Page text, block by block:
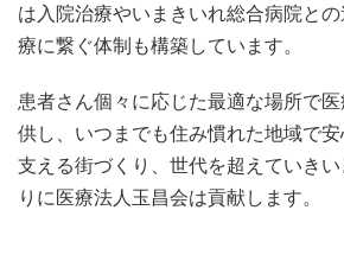
は入院治療やいまきいれ総合病院と
療に繋ぐ体制も構築しています。
患者さん個々に応じた最適な場所で
供し、いつまでも住み慣れた地域で
支える街づくり、世代を超えていきい
りに医療法人玉昌会は貢献します。